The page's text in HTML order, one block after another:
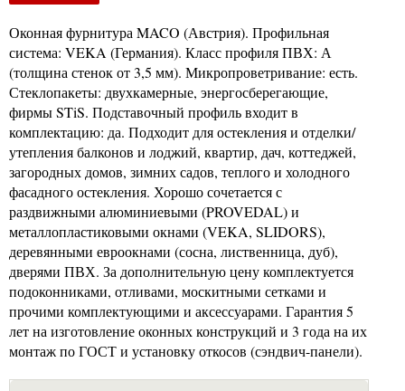
Оконная фурнитура MACO (Австрия). Профильная
система: VEKA (Германия). Класс профиля ПВХ: А
(толщина стенок от 3,5 мм). Микропроветривание: есть.
Стеклопакеты: двухкамерные, энергосберегающие,
фирмы STiS. Подставочный профиль входит в
комплектацию: да. Подходит для остекления и отделки/
утепления балконов и лоджий, квартир, дач, коттеджей,
загородных домов, зимних садов, теплого и холодного
фасадного остекления. Хорошо сочетается с
раздвижными алюминиевыми (PROVEDAL) и
металлопластиковыми окнами (VEKA, SLIDORS),
деревянными евроокнами (сосна, лиственница, дуб),
дверями ПВХ. За дополнительную цену комплектуется
подоконниками, отливами, москитными сетками и
прочими комплектующими и аксессуарами. Гарантия 5
лет на изготовление оконных конструкций и 3 года на их
монтаж по ГОСТ и установку откосов (сэндвич-панели).